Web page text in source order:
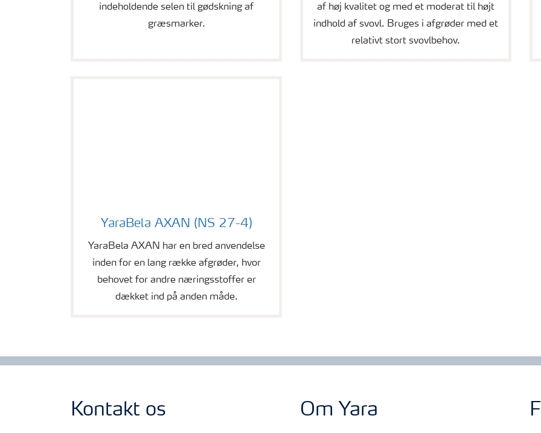
indeholdende selen til gødskning af
græsmarker.
af høj kvalitet og med et moderat til højt
indhold af svovl. Bruges i afgrøder med et
relativt stort svovlbehov.
bela
YaraBela AXAN (NS 27-4)
YaraBela AXAN har en bred anvendelse
inden for en lang række afgrøder, hvor
behovet for andre næringsstoffer er
dækket ind på anden måde.
Kontakt os Om Yara